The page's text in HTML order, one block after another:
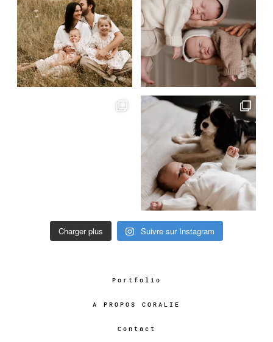
Charger plus Suivre sur Instagram
Portfolio
A PROPOS CORALIE
Contact